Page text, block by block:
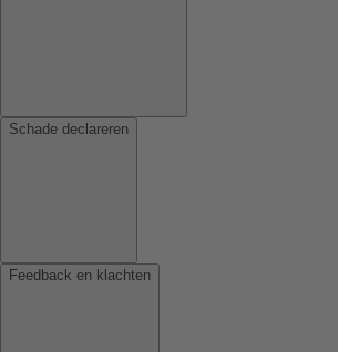
Schade declareren
Feedback en klachten